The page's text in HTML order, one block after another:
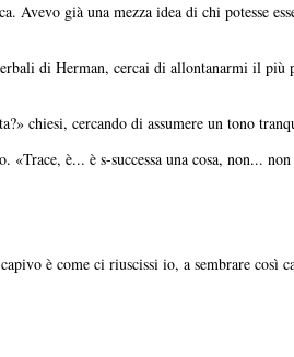
Avevo già una mezza idea di chi potesse
di Herman, cercai di allontanarmi il più
chiesi, cercando di assumere un tono
è... è s-successa una cosa, non...
è come ci riuscissi io, a sembrare così